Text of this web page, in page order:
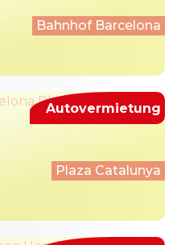
Bahnhof Barcelona
Plaza Catalunya
Autovermietung